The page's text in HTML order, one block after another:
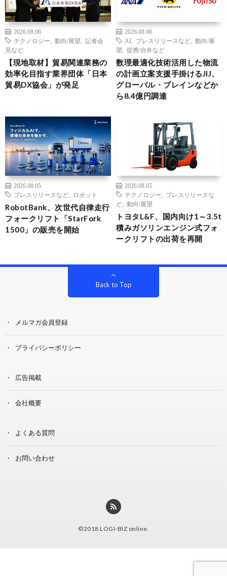
2026.08.06
テクノロジー
動向/展望
記者会
見など
【現地取材】貿易関連業務の
効率化目指す業界団体「日本
貿易DX協会」が発足
2026.08.06
AI
プレスリリースなど
動向/展
望
提携/合弁など
数理最適化技術活用した物流
の計画立案支援手掛けるJIJ、
グローバル・ブレインなどか
ら8.4億円調達
2026.08.05
プレスリリースなど
ロボット
RobotBank、次世代自律走行
フォークリフト「StarFork
1500」の販売を開始
2026.08.05
テクノロジー
プレスリリースな
ど
動向/展望
トヨタL&F、国内向け1～3.5t
積みガソリンエンジン式フォ
ークリフトの出荷を再開
Back to Top
メルマガ会員登録
プライバシーポリシー
広告掲載
会社概要
よくある質問
お問い合わせ
©2018 LOGI-BIZ online.